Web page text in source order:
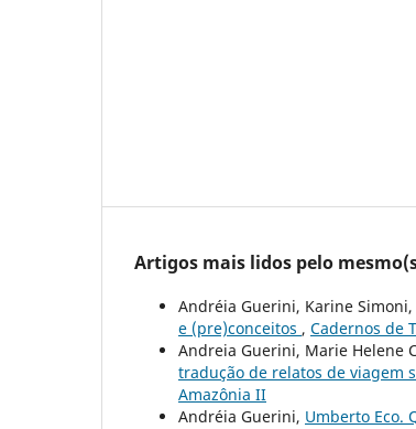
Artigos mais lidos pelo
Andréia Guerini, Karine Simoni,
e (pre)conceitos , Cadernos de
Andreia Guerini, Marie Helene
tradução de relatos de viagem
Amazônia II
Andréia Guerini, Umberto Eco.